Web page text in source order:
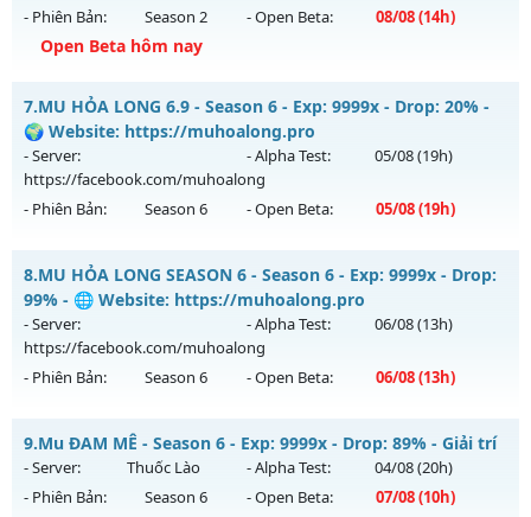
Exp: 9999x - Drop: 90%
Kiểu reset: Reset In Game
Thể loại: Mu Bán Đồ Full Trong Shop
Antihack: Phoenix 2026
- Phiên Bản:
Season 2 - Open Beta: 08/08(14h)
Open Beta hôm nay
Hà Nội 2003 - Hoài N - Nơi ký ức MU sống lại
Mu mới ra tháng 08 2026 - Mở máy chủ
ngày 08/08/2626
Exp: 300x - Drop: 40%
Thể loại: Mu Custom thêm đồ mới
Antihack: UKG
7.MU HỎA LONG 6.9 - Season 6 - Exp: 9999x - Drop: 20% -
🌍 Website: https://muhoalong.pro
- Server:
https://facebook.com/muhoalong
- Alpha Test: 05/08(19h)
- Phiên Bản: Season 6 - Open Beta: 05/08(19h)
MU HỎA LONG 6.9 - 🌍 Website: https://muhoalong.pro
Mu mới ra tháng 08 2026 - Mở máy chủ
https://facebook.com/muhoalongvào 19h ngày
05/08/2626
Exp: 9999x - Drop: 20%
Thể loại: Mu Nguyên bản Webzen
Antihack: XShield
8.MU HỎA LONG SEASON 6 - Season 6 - Exp: 9999x - Drop:
99% - 🌐 Website: https://muhoalong.pro
- Server:
https://facebook.com/muhoalong
- Alpha Test: 06/08(13h)
- Phiên Bản: Season 6 - Open Beta: 06/08(13h)
MU HỎA LONG SEASON 6 - 🌐 Website:
https://muhoalong.pro
Mu mới ra tháng 08 2026 - Mở máy chủ
9.Mu ĐAM MÊ - Season 6 - Exp: 9999x - Drop: 89% - Giải trí
- Server: Thuốc Lào - Alpha Test: 04/08(20h)
- Phiên Bản:
Season 6 - Open Beta: 07/08(10h)